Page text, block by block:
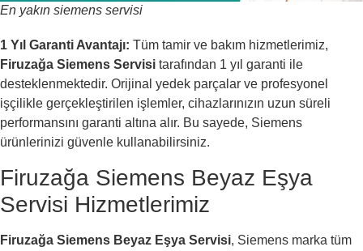
En yakın siemens servisi
1 Yıl Garanti Avantajı: Tüm tamir ve bakım hizmetlerimiz,
Firuzağa Siemens Servisi tarafından 1 yıl garanti ile
desteklenmektedir. Orijinal yedek parçalar ve profesyonel
işçilikle gerçekleştirilen işlemler, cihazlarınızın uzun süreli
performansını garanti altına alır. Bu sayede, Siemens
ürünlerinizi güvenle kullanabilirsiniz.
Firuzağa Siemens Beyaz Eşya
Servisi Hizmetlerimiz
Firuzağa Siemens Beyaz Eşya Servisi, Siemens marka tüm